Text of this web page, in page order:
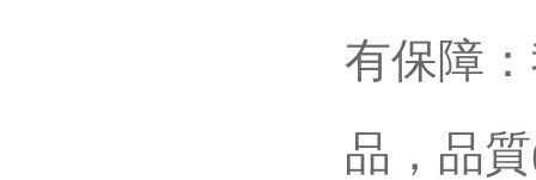
有保障
品，